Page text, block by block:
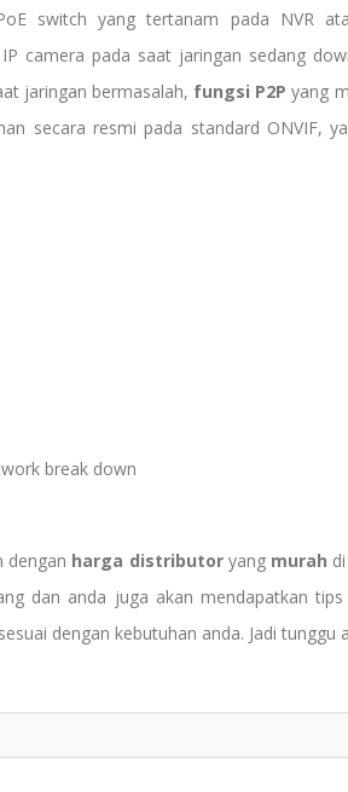
switch yang tertanam pada NVR
camera pada saat jaringan sedang
jaringan bermasalah, fungsi P2P yang
secara resmi pada standard ONVIF,
break down
dengan harga distributor yangmurah di
dan anda juga akan mendapatkan
dengan kebutuhan anda. Jadi tunggu